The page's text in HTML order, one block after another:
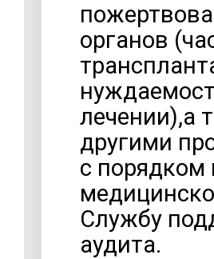
органов
лечении),а
другими
с порядком
Службу
аудита.